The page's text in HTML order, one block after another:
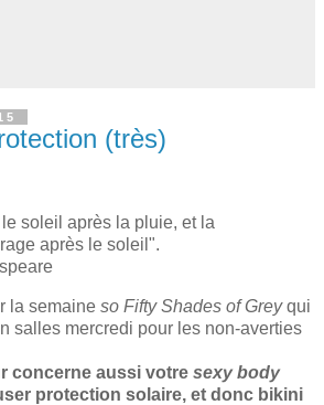
(très)
soleil après la pluie, et la
après le soleil ".
la semaine so Fifty Shades of Greyqui
salles mercredi pour les non-averties
concerne aussi votre sexy body
protection solaire, et donc bikini